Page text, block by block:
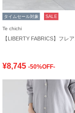
タイムセール対象 SALE
Te chichi
【LIBERTY FABRICS】フレ
¥8,745 -50%OFF-